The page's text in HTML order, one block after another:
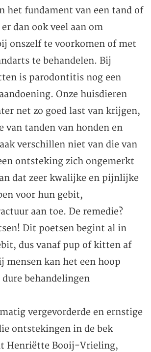
het fundament van een tand of
dan ook veel aan om
onszelf te voorkomen of met
te behandelen. Bij
is parodontitis nog een
Onze huisdieren
net zo goed last van krijgen,
van tanden van honden en
verschillen niet van die van
ontsteking zich ongemerkt
dat zeer kwalijke en pijnlijke
voor hun gebit,
aan toe. De remedie?
Dit poetsen begint al in
dus vanaf pup of kitten af
mensen kan het een hoop
behandelingen
vergevorderde en ernstige
ontstekingen in de bek
Henriëtte Booij-Vrieling,